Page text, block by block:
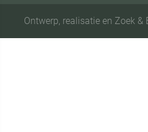
Ontwerp, realisatie en Zoek &